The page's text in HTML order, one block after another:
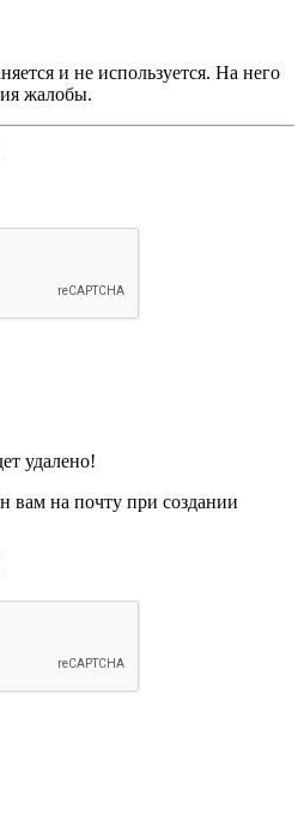
и не используется. На него
жалобы.
удалено!
вам на почту при создании